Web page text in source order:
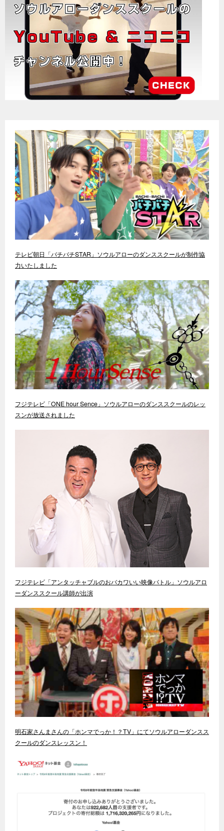
テレビ朝日「バチバチSTAR」ソウルアローのダンススクールが制作協
力いたしました
フジテレビ「ONE hour Sence」ソウルアローのダンススクールのレッ
スンが放送されました
フジテレビ「アンタッチャブルのおバカワいい映像バトル」ソウルアロ
ーダンススクール講師が出演
明石家さんまさんの「ホンマでっか！？TV」にてソウルアローダンスス
クールのダンスレッスン！